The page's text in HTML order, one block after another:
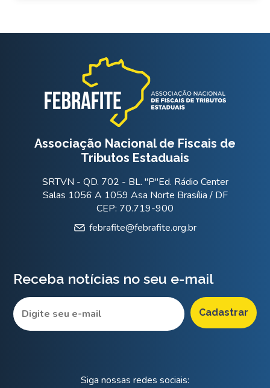
Associação Nacional de Fiscais de
Tributos Estaduais
SRTVN - QD. 702 - BL. "P"Ed. Rádio Center
Salas 1056 A 1059 Asa Norte Brasília / DF
CEP: 70.719-900
febrafite@febrafite.org.br
Receba notícias no seu e-mail
Siga nossas redes sociais: